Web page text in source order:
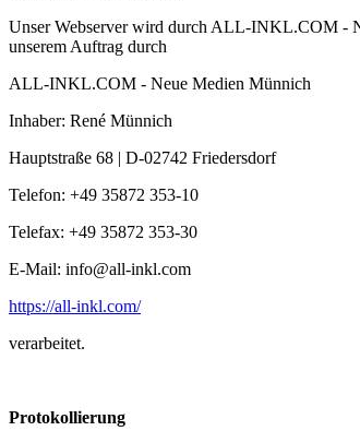
Unser Webserver wird durch ALL-INKL.COM -
unserem Auftrag durch
ALL-INKL.COM - Neue Medien Münnich
Inhaber: René Münnich
Hauptstraße 68 | D-02742 Friedersdorf
Telefon: +49 35872 353-10
Telefax: +49 35872 353-30
E-Mail: info@all-inkl.com
https://all-inkl.com/
verarbeitet.
Protokollierung